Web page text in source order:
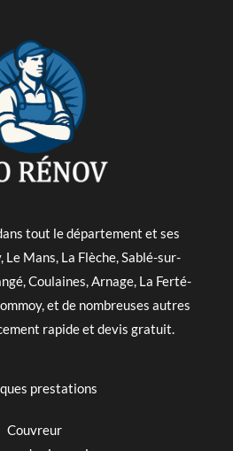
tout le département et ses
Mans, La Flèche, Sablé-sur-
Coulaines, Arnage, La Ferté-
et de nombreuses autres
rapide et devis gratuit.
prestations
Couvreur